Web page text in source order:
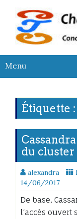
content
Menu
Étiquette :
du cluster
alexandra
14/06/2017
De base,
l’accès